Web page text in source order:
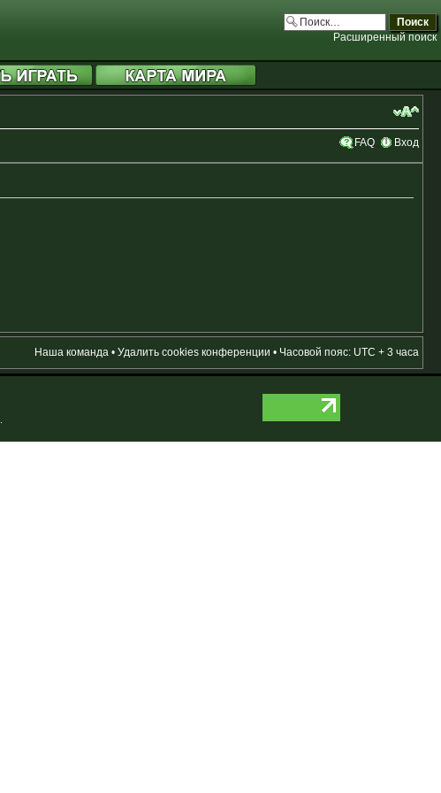
Расширенный поиск
FAQ Вход
Наша команда • Удалить cookies конференции • Часовой пояс: UTC + 3 часа